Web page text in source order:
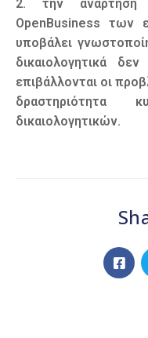
2. την ανάρτηση
OpenBusiness των
υποβάλει
δικαιολογητικά
επιβάλλονται οι
δραστηριότητα
δικαιολογητικών.